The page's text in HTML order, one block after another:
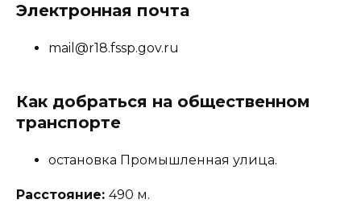
Электронная почта
mail@r18.fssp.gov.ru
Как добраться на общественном
транспорте
остановка Промышленная улица.
Расстояние: 490 м.